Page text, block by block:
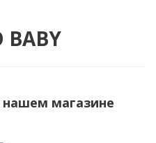
BABY
нашем магазине